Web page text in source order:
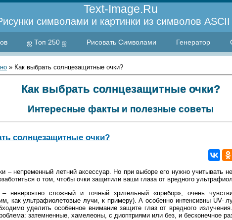
Text-Image.Ru
символами и картинки из символов ASCII
ஜ Топ 250 ஜ Рисовать Символами Генератор
» Как выбрать солнцезащитные очки?
Как выбрать солнцезащитные очки?
Интересные факты и полезные советы
солнцезащитные очки?
– непременный летний аксессуар. Но при выборе его нужно учитывать
о том, чтобы очки защитили ваши глаза от вредного
– невероятно сложный и точный зрительный «прибор», очень
как ультрафиолетовые лучи, к примеру). А особенно интенсивны UV-
уделить особенное внимание защите глаз от вредного
затемненные, хамелеоны, с диоптриями или без, и бесконечное